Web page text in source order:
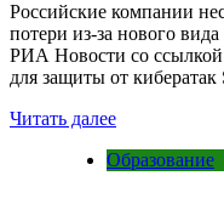
Российские компании
потери из-за нового
РИА Новости со
для защиты от
Читать далее
Образование